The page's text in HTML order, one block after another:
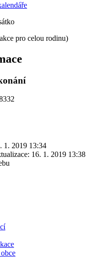
pro celou rodinu)
1. 2019 13:34
16. 1. 2019 13:38